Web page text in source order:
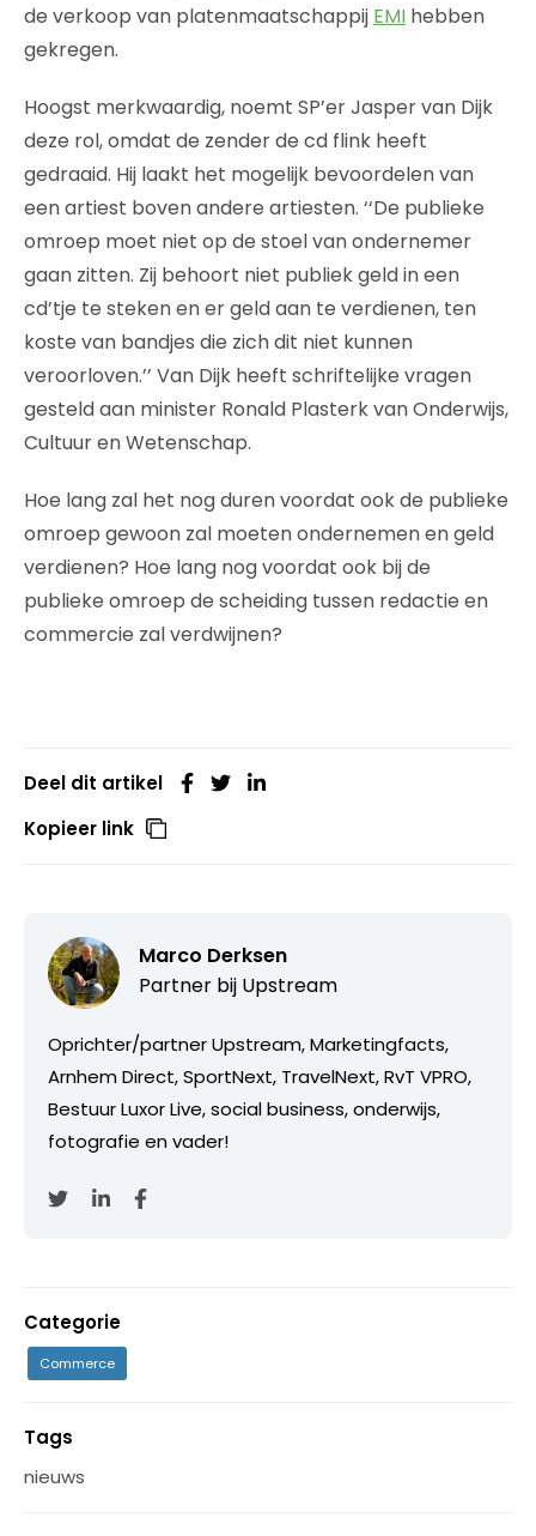
de verkoop van platenmaatschappij EMI hebben
gekregen.
Hoogst merkwaardig, noemt SP’er Jasper van Dijk
deze rol, omdat de zender de cd flink heeft
gedraaid. Hij laakt het mogelijk bevoordelen van
een artiest boven andere artiesten. ‘‘De publieke
omroep moet niet op de stoel van ondernemer
gaan zitten. Zij behoort niet publiek geld in een
cd’tje te steken en er geld aan te verdienen, ten
koste van bandjes die zich dit niet kunnen
veroorloven.’’ Van Dijk heeft schriftelijke vragen
gesteld aan minister Ronald Plasterk van Onderwijs,
Cultuur en Wetenschap.
Hoe lang zal het nog duren voordat ook de publieke
omroep gewoon zal moeten ondernemen en geld
verdienen? Hoe lang nog voordat ook bij de
publieke omroep de scheiding tussen redactie en
commercie zal verdwijnen?
Deel dit artikel
Kopieer link
Marco Derksen
Partner bij Upstream
Oprichter/partner Upstream, Marketingfacts,
Arnhem Direct, SportNext, TravelNext, RvT VPRO,
Bestuur Luxor Live, social business, onderwijs,
fotografie en vader!
Categorie
Commerce
Tags
nieuws